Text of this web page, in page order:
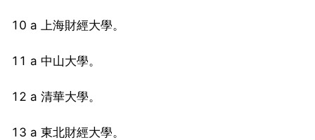
10 a 上海財經大學。
11 a 中山大學。
12 a 清華大學。
13 a 東北財經大學。